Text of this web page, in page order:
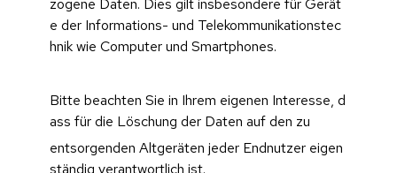
zogene Daten. Dies gilt insbesondere für Gerät
e der Informations- und Telekommunikationstec
hnik wie Computer und Smartphones.
Bitte beachten Sie in Ihrem eigenen Interesse, d
ass für die Löschung der Daten auf den zu
entsorgenden Altgeräten jeder Endnutzer eigen
ständig verantwortlich ist.